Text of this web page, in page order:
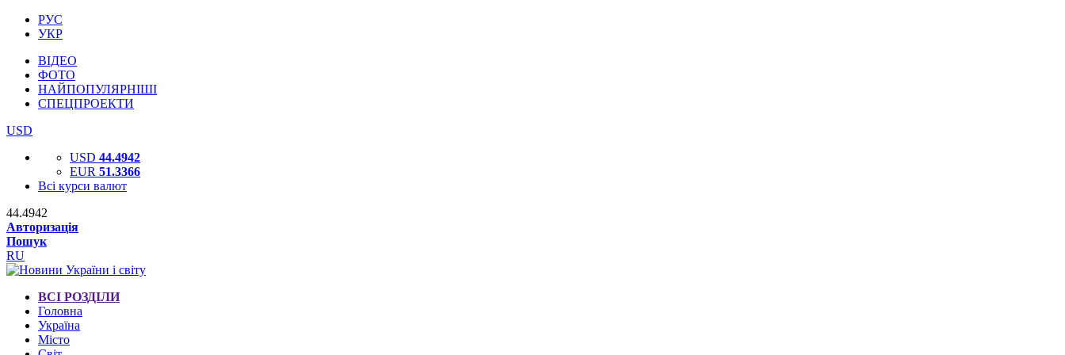
РУС
УКР
ВІДЕО
ФОТО
НАЙПОПУЛЯРНІШІ
СПЕЦПРОЕКТИ
USD
USD 44.4942
EUR 51.3366
Всі курси валют
44.4942
Авторизація
Пошук
RU
ВСІ РОЗДІЛИ
Головна
Україна
Місто